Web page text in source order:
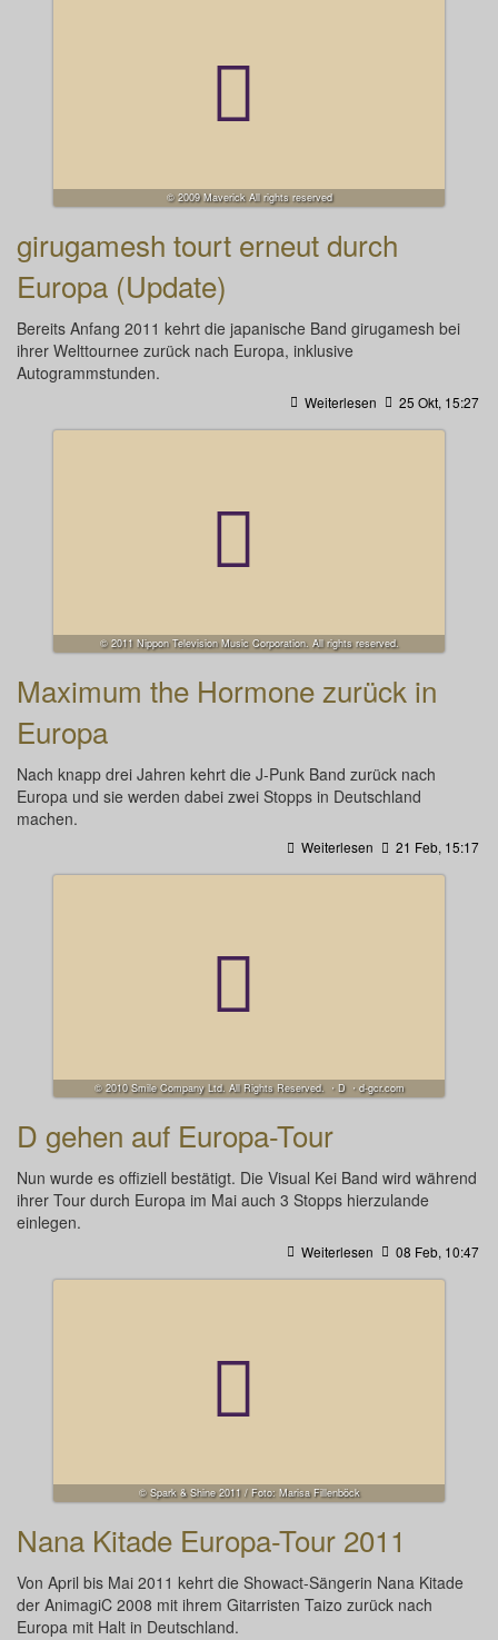
© 2009 Maverick All rights reserved
girugamesh tourt erneut durch
Europa (Update)
Bereits Anfang 2011 kehrt die japanische Band girugamesh bei
ihrer Welttournee zurück nach Europa, inklusive
Autogrammstunden.
Weiterlesen 25 Okt, 15:27
© 2011 Nippon Television Music Corporation. All rights reserved.
Maximum the Hormone zurück in
Europa
Nach knapp drei Jahren kehrt die J-Punk Band zurück nach
Europa und sie werden dabei zwei Stopps in Deutschland
machen.
Weiterlesen 21 Feb, 15:17
© 2010 Smile Company Ltd. All Rights Reserved. ・D ・d-gcr.com
D gehen auf Europa-Tour
Nun wurde es offiziell bestätigt. Die Visual Kei Band wird während
ihrer Tour durch Europa im Mai auch 3 Stopps hierzulande
einlegen.
Weiterlesen 08 Feb, 10:47
© Spark & Shine 2011 / Foto: Marisa Fillenböck
Nana Kitade Europa-Tour 2011
Von April bis Mai 2011 kehrt die Showact-Sängerin Nana Kitade
der AnimagiC 2008 mit ihrem Gitarristen Taizo zurück nach
Europa mit Halt in Deutschland.